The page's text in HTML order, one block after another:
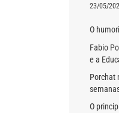
23/05/
O
Fabio
e a
Porchat
O